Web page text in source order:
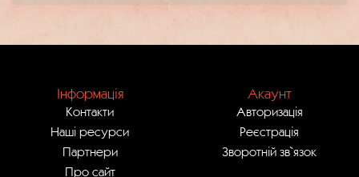
Інформація
Контакти
Наші ресурси
Партнери
Про сайт
Акаунт
Авторизація
Реєстрація
Зворотній зв`язок